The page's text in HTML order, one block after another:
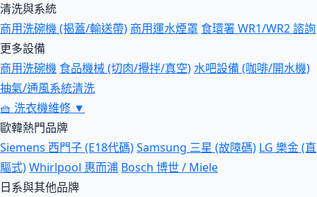
清洗與系統
商用洗碗機 (揭蓋/輸送帶) 商用運水煙罩 食環署 WR1/WR2 諮詢
更多設備
商用洗碗機 食品機械 (切肉/攪拌/真空)水吧設備 (咖啡/開水機)
抽氣/通風系統清洗
🧺 洗衣機維修 ▼
歐韓熱門品牌
Siemens 西門子 (E18代碼)Samsung 三星 (故障碼) LG 樂金 (直
驅式)Whirlpool 惠而浦 Bosch 博世 / Miele
日系與其他品牌